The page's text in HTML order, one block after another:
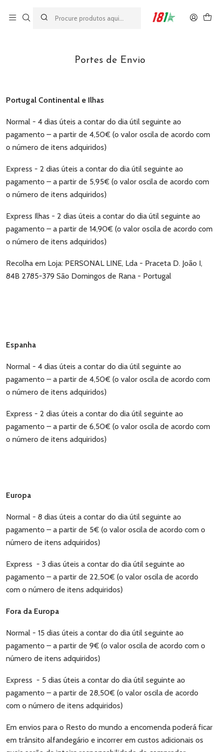
Portes de Envio
Portugal Continental e Ilhas
Normal - 4 dias úteis a contar do dia útil seguinte ao
pagamento – a partir de 4,50€ (o valor oscila de acordo com
o número de itens adquiridos)
Express - 2 dias úteis a contar do dia útil seguinte ao
pagamento – a partir de 5,95€ (o valor oscila de acordo com
o número de itens adquiridos)
Express Ilhas - 2 dias úteis a contar do dia útil seguinte ao
pagamento – a partir de 14,90€ (o valor oscila de acordo com
o número de itens adquiridos)
Recolha em Loja: PERSONAL LINE, Lda - Praceta D. João I,
84B 2785-379 São Domingos de Rana - Portugal
Espanha
Normal - 4 dias úteis a contar do dia útil seguinte ao
pagamento – a partir de 4,50€ (o valor oscila de acordo com
o número de itens adquiridos)
Express - 2 dias úteis a contar do dia útil seguinte ao
pagamento – a partir de 6,50€ (o valor oscila de acordo com
o número de itens adquiridos)
Europa
Normal - 8 dias úteis a contar do dia útil seguinte ao
pagamento – a partir de 5€ (o valor oscila de acordo com o
número de itens adquiridos)
Express - 3 dias úteis a contar do dia útil seguinte ao
pagamento – a partir de 22,50€ (o valor oscila de acordo
com o número de itens adquiridos)
Fora da Europa
Normal - 15 dias úteis a contar do dia útil seguinte ao
pagamento – a partir de 9€ (o valor oscila de acordo com o
número de itens adquiridos)
Express - 5 dias úteis a contar do dia útil seguinte ao
pagamento – a partir de 28,50€ (o valor oscila de acordo
com o número de itens adquiridos)
Em envios para o Resto do mundo a encomenda poderá ficar
em trânsito alfandegário e incorrer em custos adicionais os